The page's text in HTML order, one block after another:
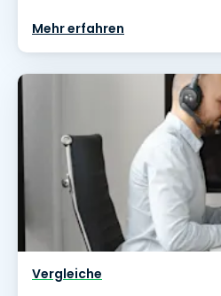
Mehr erfahren
Vergleiche